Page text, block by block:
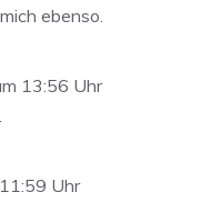
ebenso.
13:56 Uhr
Uhr